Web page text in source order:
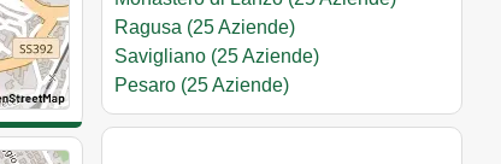
Ragusa (25 Aziende)
Savigliano (25 Aziende)
Pesaro (25 Aziende)